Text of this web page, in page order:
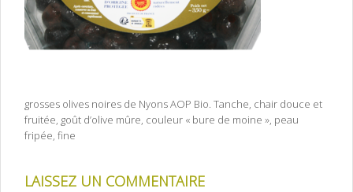
grosses olives noires de Nyons AOP Bio. Tanche, chair douce et
fruitée, goût d’olive mûre, couleur « bure de moine », peau
fripée, fine
LAISSEZ UN COMMENTAIRE